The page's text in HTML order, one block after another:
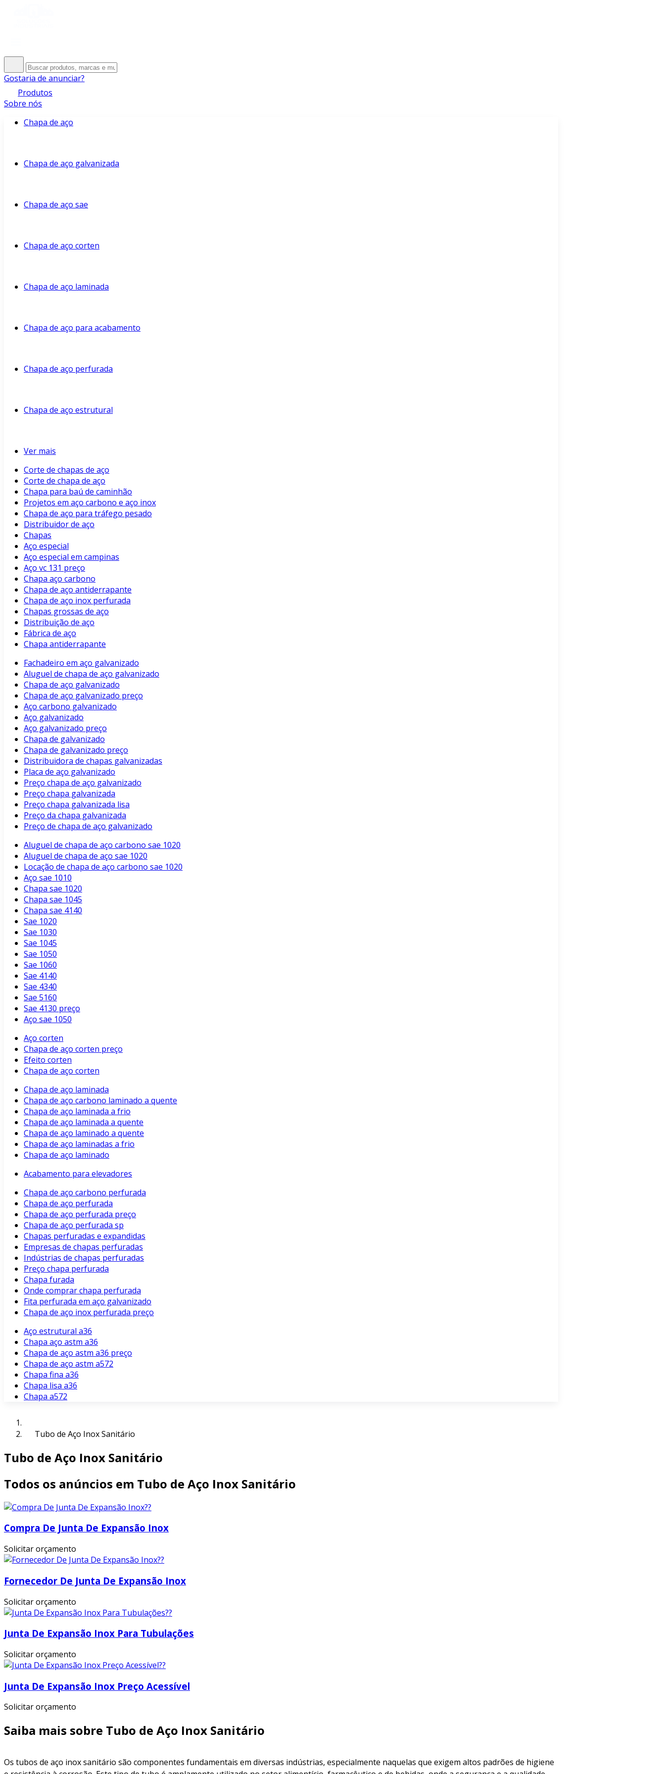
Gostaria de anunciar?
Produtos
Sobre nós
Chapa de aço
Chapa de aço galvanizada
Chapa de aço sae
Chapa de aço corten
Chapa de aço laminada
Chapa de aço para acabamento
Chapa de aço perfurada
Chapa de aço estrutural
Ver mais
Corte de chapas de aço
Corte de chapa de aço
Chapa para baú de caminhão
Projetos em aço carbono e aço inox
Chapa de aço para tráfego pesado
Distribuidor de aço
Chapas
Aço especial
Aço especial em campinas
Aço vc 131 preço
Chapa aço carbono
Chapa de aço antiderrapante
Chapa de aço inox perfurada
Chapas grossas de aço
Distribuição de aço
Fábrica de aço
Chapa antiderrapante
Fachadeiro em aço galvanizado
Aluguel de chapa de aço galvanizado
Chapa de aço galvanizado
Chapa de aço galvanizado preço
Aço carbono galvanizado
Aço galvanizado
Aço galvanizado preço
Chapa de galvanizado
Chapa de galvanizado preço
Distribuidora de chapas galvanizadas
Placa de aço galvanizado
Preço chapa de aço galvanizado
Preço chapa galvanizada
Preço chapa galvanizada lisa
Preço da chapa galvanizada
Preço de chapa de aço galvanizado
Aluguel de chapa de aço carbono sae 1020
Aluguel de chapa de aço sae 1020
Locação de chapa de aço carbono sae 1020
Aço sae 1010
Chapa sae 1020
Chapa sae 1045
Chapa sae 4140
Sae 1020
Sae 1030
Sae 1045
Sae 1050
Sae 1060
Sae 4140
Sae 4340
Sae 5160
Sae 4130 preço
Aço sae 1050
Aço corten
Chapa de aço corten preço
Efeito corten
Chapa de aço corten
Chapa de aço laminada
Chapa de aço carbono laminado a quente
Chapa de aço laminada a frio
Chapa de aço laminada a quente
Chapa de aço laminado a quente
Chapa de aço laminadas a frio
Chapa de aço laminado
Acabamento para elevadores
Chapa de aço carbono perfurada
Chapa de aço perfurada
Chapa de aço perfurada preço
Chapa de aço perfurada sp
Chapas perfuradas e expandidas
Empresas de chapas perfuradas
Indústrias de chapas perfuradas
Preço chapa perfurada
Chapa furada
Onde comprar chapa perfurada
Fita perfurada em aço galvanizado
Chapa de aço inox perfurada preço
Aço estrutural a36
Chapa aço astm a36
Chapa de aço astm a36 preço
Chapa de aço astm a572
Chapa fina a36
Chapa lisa a36
Chapa a572
Tubo de Aço Inox Sanitário
Tubo de Aço Inox Sanitário
Todos os anúncios em Tubo de Aço Inox Sanitário
Compra De Junta De Expansão Inox
Solicitar orçamento
Fornecedor De Junta De Expansão Inox
Solicitar orçamento
Junta De Expansão Inox Para Tubulações
Solicitar orçamento
Junta De Expansão Inox Preço Acessível
Solicitar orçamento
Saiba mais sobre Tubo de Aço Inox Sanitário
Os tubos de aço inox sanitário são componentes fundamentais em diversas indústrias, especialmente naquelas que exigem altos padrões de higiene